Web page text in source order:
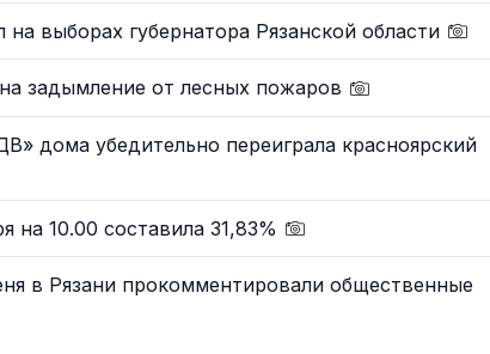
выборах губернатора Рязанской области
задымление от лесных пожаров
дома убедительно переиграла красноярский
на 10.00 составила 31,83%
в Рязани прокомментировали общественные